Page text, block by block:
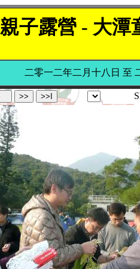
親子露營 - 大潭
二零一二年二月十八日 至